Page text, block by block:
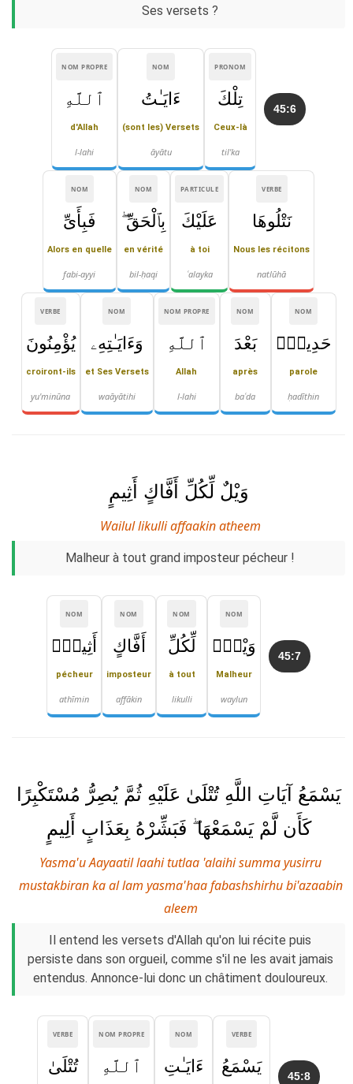
Ses versets ?
45:6
PRONOM
تِلْكَ
Ceux-là
til'ka
NOM
ءَايَـٰتُ
(sont les) Versets
āyātu
NOM PROPRE
ٱللَّهِ
d'Allah
l-lahi
VERBE
نَتْلُوهَا
Nous les récitons
natlūhā
PARTICULE
عَلَيْكَ
à toi
ʿalayka
NOM
بِٱلْحَقِّ ۖ
en vérité
bil-ḥaqi
NOM
فَبِأَىِّ
Alors en quelle
fabi-ayyi
NOM
حَدِيثٍۭ
parole
ḥadīthin
NOM
بَعْدَ
après
baʿda
NOM PROPRE
ٱللَّهِ
Allah
l-lahi
NOM
وَءَايَـٰتِهِۦ
et Ses Versets
waāyātihi
VERBE
يُؤْمِنُونَ
croiront-ils
yu'minūna
وَيْلٌ لِّكُلِّ أَفَّاكٍ أَثِيمٍ
Wailul likulli affaakin atheem
Malheur à tout grand imposteur pécheur !
45:7
NOM
وَيْلٌۭ
Malheur
waylun
NOM
لِّكُلِّ
à tout
likulli
NOM
أَفَّاكٍ
imposteur
affākin
NOM
أَثِيمٍۢ
pécheur
athīmin
يَسْمَعُ آيَاتِ اللَّهِ تُتْلَىٰ عَلَيْهِ ثُمَّ يُصِرُّ مُسْتَكْبِرًا
كَأَن لَّمْ يَسْمَعْهَا ۖ فَبَشِّرْهُ بِعَذَابٍ أَلِيمٍ
Yasma'u Aayaatil laahi tutlaa 'alaihi summa yusirru
mustakbiran ka al lam yasma'haa fabashshirhu bi'azaabin
aleem
Il entend les versets d'Allah qu'on lui récite puis
persiste dans son orgueil, comme s'il ne les avait jamais
entendus. Annonce-lui donc un châtiment douloureux.
45:8
VERBE
يَسْمَعُ
NOM
ءَايَـٰتِ
NOM PROPRE
ٱللَّهِ
VERBE
تُتْلَىٰ